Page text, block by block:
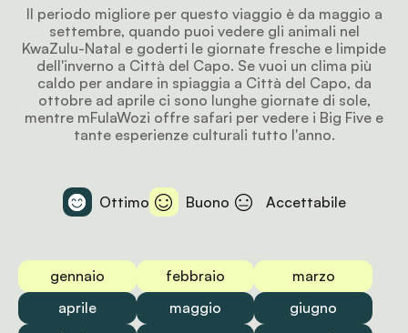
Il periodo migliore per questo viaggio è da maggio a
settembre, quando puoi vedere gli animali nel
KwaZulu-Natal e goderti le giornate fresche e limpide
dell'inverno a Città del Capo. Se vuoi un clima più
caldo per andare in spiaggia a Città del Capo, da
ottobre ad aprile ci sono lunghe giornate di sole,
mentre mFulaWozi offre safari per vedere i Big Five e
tante esperienze culturali tutto l'anno.
Ottimo Buono Accettabile
gennaio febbraio
marzo
aprile
maggio
giugno